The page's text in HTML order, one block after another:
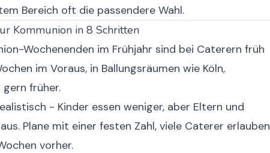
Bereich oft die passendere Wahl.
Kommunion in 8 Schritten
Wochenenden im Frühjahr sind bei Caterern früh
im Voraus, in Ballungsräumen wie Köln,
früher.
- Kinder essen weniger, aber Eltern und
Plane mit einer festen Zahl, viele Caterer erlauben
vorher.